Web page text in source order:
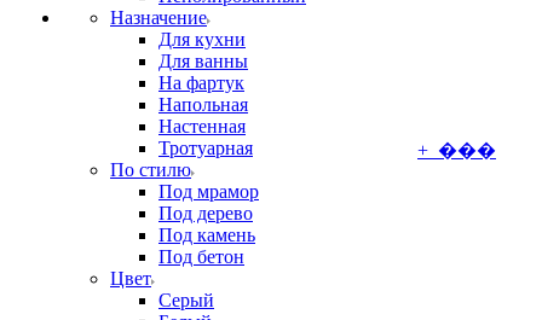
Назначение
Для кухни
Для ванны
На фартук
Напольная
Настенная
Тротуарная
По стилю
Под мрамор
Под дерево
Под камень
Под бетон
Цвет
Серый
+ ���